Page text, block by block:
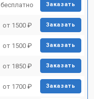
бесплатно Заказать
от 1500 ₽ Заказать
от 1500 ₽ Заказать
от 1850 ₽ Заказать
от 1700 ₽ Заказать